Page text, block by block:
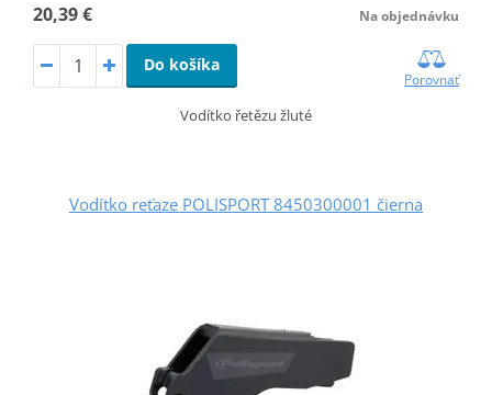
20,39 € Na objednávku
Do košíka
Porovnať
Vodítko řetězu žluté
Vodítko reťaze POLISPORT 8450300001 čierna